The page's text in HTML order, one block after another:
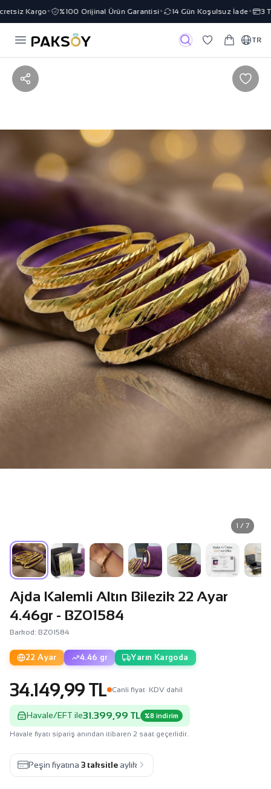
Kargo✦ %100 Orijinal Ürün Garantisi✦ 14 Gün Koşulsuz İade✦ 3
TR
1 / 7
Ajda Kalemli Altın Bilezik 22 Ayar
4.46gr - BZ01584
Barkod: BZ01584
22 Ayar 4.46 gr Yarın Kargoda
34.149,99 TL Canli fiyat· KDV dahil
Havale/EFT ile31.399,99 TL %8 indirim
Havale fiyatı sipariş anından itibaren 2 saat geçerlidir.
Peşin fiyatına 3 taksitle aylık